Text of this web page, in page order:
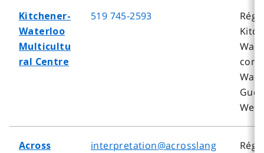
Kitchener-
Waterloo
Multicultu
ral Centre
519 745-2593
Across
interpretation@acrosslang